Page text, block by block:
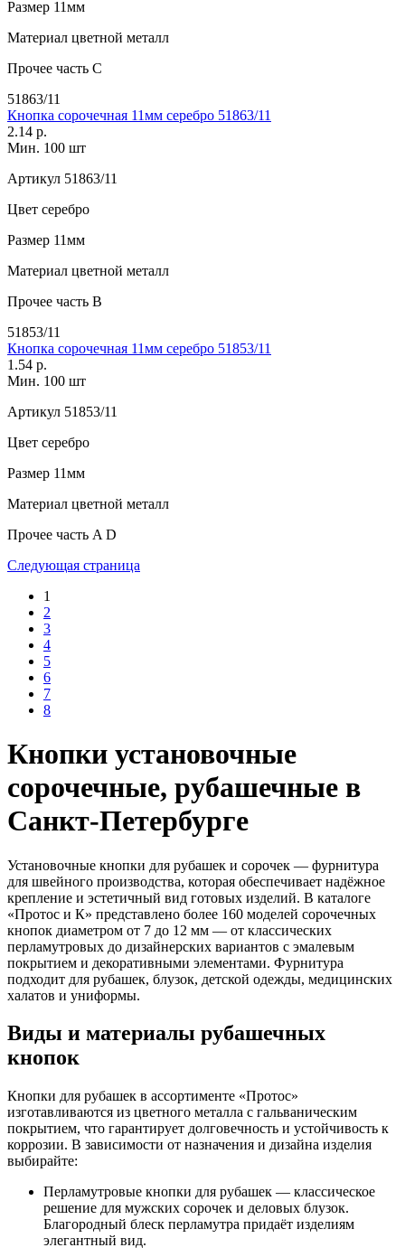
Размер 11мм
Материал цветной металл
Прочее часть C
51863/11
Кнопка сорочечная 11мм серебро 51863/11
2.14 р.
Мин. 100 шт
Артикул 51863/11
Цвет серебро
Размер 11мм
Материал цветной металл
Прочее часть B
51853/11
Кнопка сорочечная 11мм серебро 51853/11
1.54 р.
Мин. 100 шт
Артикул 51853/11
Цвет серебро
Размер 11мм
Материал цветной металл
Прочее часть A D
Следующая страница
1
2
3
4
5
6
7
8
Кнопки установочные
сорочечные, рубашечные в
Санкт-Петербурге
Установочные кнопки для рубашек и сорочек — фурнитура
для швейного производства, которая обеспечивает надёжное
крепление и эстетичный вид готовых изделий. В каталоге
«Протос и К» представлено более 160 моделей сорочечных
кнопок диаметром от 7 до 12 мм — от классических
перламутровых до дизайнерских вариантов с эмалевым
покрытием и декоративными элементами. Фурнитура
подходит для рубашек, блузок, детской одежды, медицинских
халатов и униформы.
Виды и материалы рубашечных
кнопок
Кнопки для рубашек в ассортименте «Протос»
изготавливаются из цветного металла с гальваническим
покрытием, что гарантирует долговечность и устойчивость к
коррозии. В зависимости от назначения и дизайна изделия
выбирайте:
Перламутровые кнопки для рубашек — классическое
решение для мужских сорочек и деловых блузок.
Благородный блеск перламутра придаёт изделиям
элегантный вид.